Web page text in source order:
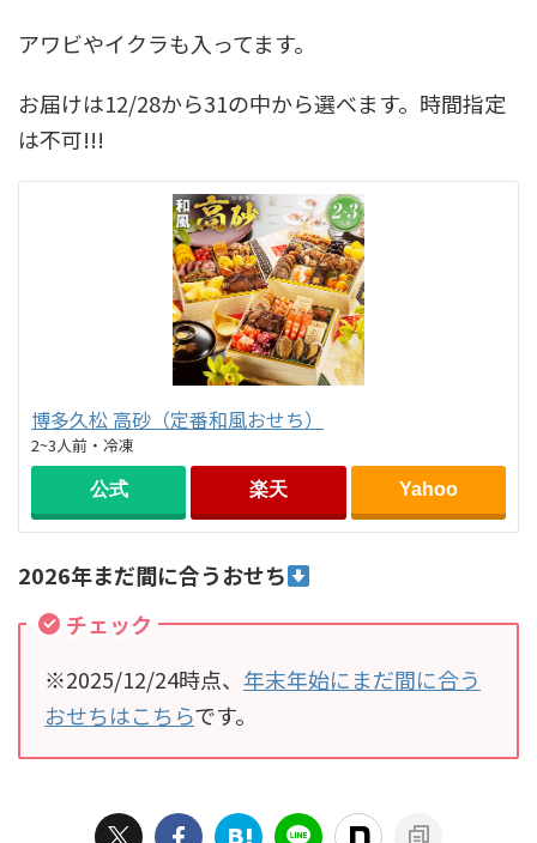
アワビやイクラも入ってます。
お届けは12/28から31の中から選べます。時間指定
は不可!!!
博多久松 高砂（定番和風おせち）
2~3人前・冷凍
公式 楽天 Yahoo
2026年まだ間に合うおせち
チェック
※2025/12/24時点、 年末年始にまだ間に合う
おせちはこちらです。